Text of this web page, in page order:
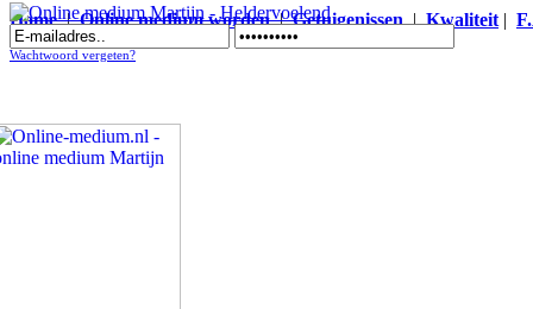
Home|Online medium worden|Getuigenissen|Kwaliteit |
Online medium Martijn - Heldervoelend
Wachtwoord vergeten?